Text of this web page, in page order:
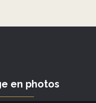
en photos